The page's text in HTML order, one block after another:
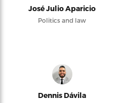
José Julio Aparicio
Politics and law
Dennis Dávila